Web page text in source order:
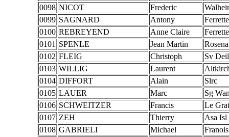
0098 NICOT Frederic
0099 SAGNARD Antony
Ferrette
0100 REBREYEND Anne Claire
Ferrette
0101 SPENLE Jean Martin
0102 FLEIG Christoph
Sv
0103 WILLIG Laurent
0104 DIFFORT Alain
Slrc
0105 LAUER Marc
Sg
0106 SCHWEITZER Francis
Le
0107 ZEH Thierry
Asa Isl
0108 GABRIELI Michael
Franois